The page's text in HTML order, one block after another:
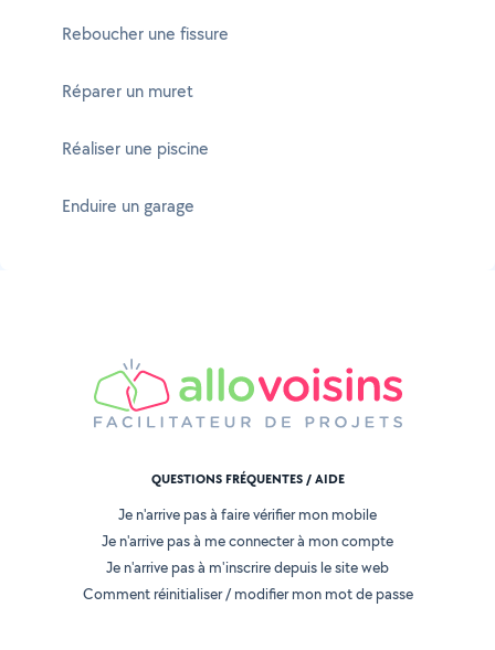
Reboucher une fissure
Réparer un muret
Réaliser une piscine
Enduire un garage
QUESTIONS FRÉQUENTES / AIDE
Je n'arrive pas à faire vérifier mon mobile
Je n'arrive pas à me connecter à mon compte
Je n'arrive pas à m'inscrire depuis le site web
Comment réinitialiser / modifier mon mot de passe